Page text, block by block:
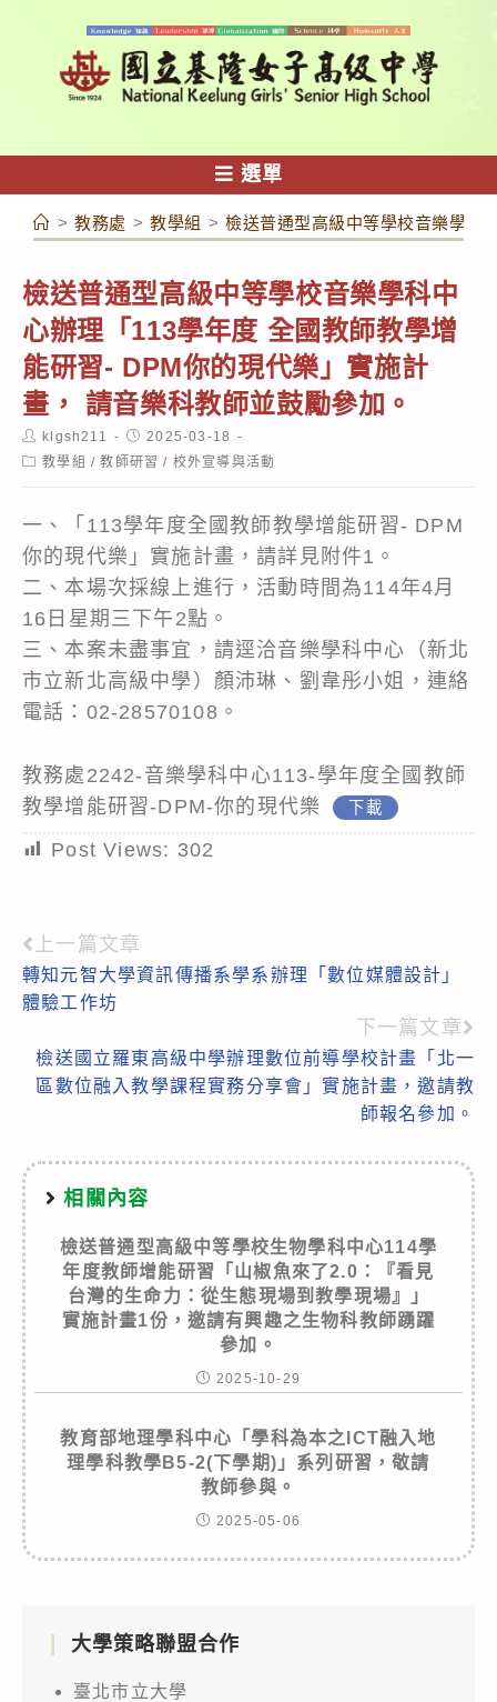
容
選單
> 教務處 > 教學組 > 檢送普通型高級中等學校音樂學科
檢送普通型高級中等學校音樂學科中
心辦理「113學年度 全國教師教學增
能研習- DPM你的現代樂」實施計
畫， 請音樂科教師並鼓勵參加。
Post
author:
klgsh211
Post
published:
2025-03-18
Post教學組 / 教師研習 / 校外宣導與活動
一、「113學年度全國教師教學增能研習- DPM
你的現代樂」實施計畫，請詳見附件1。
二、本場次採線上進行，活動時間為114年4月
16日星期三下午2點。
三、本案未盡事宜，請逕洽音樂學科中心（新北
市立新北高級中學）顏沛琳、劉韋彤小姐，連絡
電話：02-28570108。
教務處2242-音樂學科中心113-學年度全國教師
教學增能研習-DPM-你的現代樂
下載
Post Views: 302
Read
more
上一篇文章
轉知元智大學資訊傳播系學系辦理「數位媒體設計」
體驗工作坊
下一篇文章
檢送國立羅東高級中學辦理數位前導學校計畫「北一
區數位融入教學課程實務分享會」實施計畫，邀請教
師報名參加。
相關內容
檢送普通型高級中等學校生物學科中心114學
年度教師增能研習「山椒魚來了2.0：『看見
台灣的生命力：從生態現場到教學現場』」
實施計畫1份，邀請有興趣之生物科教師踴躍
參加。
2025-10-29
教育部地理學科中心「學科為本之ICT融入地
理學科教學B5-2(下學期)」系列研習，敬請
教師參與。
2025-05-06
大學策略聯盟合作
臺北市立大學